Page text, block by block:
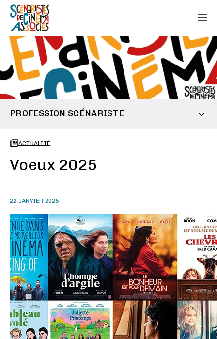
PROFESSION SCÉNARISTE
ACTUALITÉ
Voeux 2025
22 JANVIER 2025